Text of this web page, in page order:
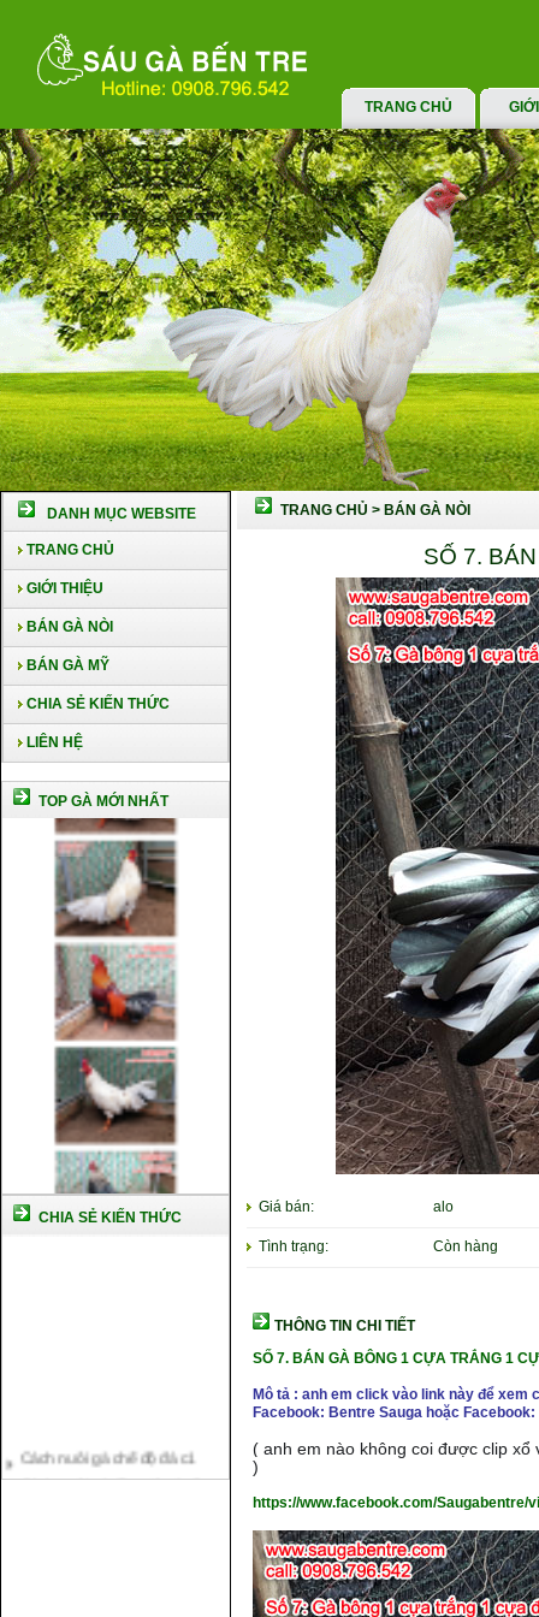
TRANG CHỦ
DANH MỤC WEBSITE
TRANG CHỦ
GIỚI THIỆU
BÁN GÀ NÒI
BÁN GÀ MỸ
CHIA SẺ KIẾN THỨC
LIÊN HỆ
TOP GÀ MỚI NHẤT
CHIA SẺ KIẾN THỨC
Cách nuôi gà đông tảo thuần
chủng
TRANG CHỦ > BÁN GÀ NÒI
SỐ 7.
Giá bán: alo
Tình trạng: Còn hàng
THÔNG TIN CHI TIẾT
SỐ 7.BÁN GÀ BÔNG 1 CỰA TRẮNG 1
Mô tả : anh em click vào link này để
Facebook: Bentre Sauga hoặc Facebook:
( anh em nào không coi được clip xổ
)
https://www.facebook.com/Saugabentre/